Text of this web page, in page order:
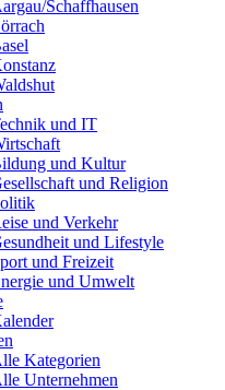
Schaffhausen
und IT
und Kultur
und Religion
und Verkehr
und Lifestyle
und Freizeit
und Umwelt
Kategorien
Unternehmen